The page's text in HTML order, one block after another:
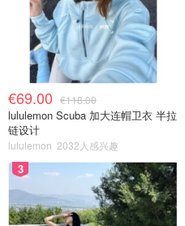
€69.00 €118.00
lululemon Scuba 加大连帽卫衣 半拉
链设计
lululemon 2032人感兴趣
3